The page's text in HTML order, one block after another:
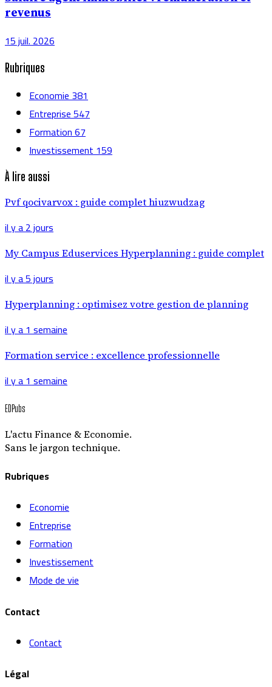
revenus
15 juil. 2026
Rubriques
Economie381
Entreprise547
Formation67
Investissement159
À lire aussi
Pvf qocivarvox : guide complet hiuzwudzag
il y a 2 jours
My Campus Eduservices Hyperplanning : guide complet
il y a 5 jours
Hyperplanning : optimisez votre gestion de planning
il y a 1 semaine
Formation service : excellence professionnelle
il y a 1 semaine
EDPubs
L'actu Finance & Economie.
Sans le jargon technique.
Rubriques
Economie
Entreprise
Formation
Investissement
Mode de vie
Contact
Contact
Légal